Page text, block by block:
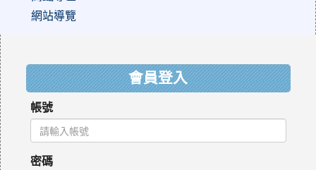
網站導覽
會員登入
帳號
密碼